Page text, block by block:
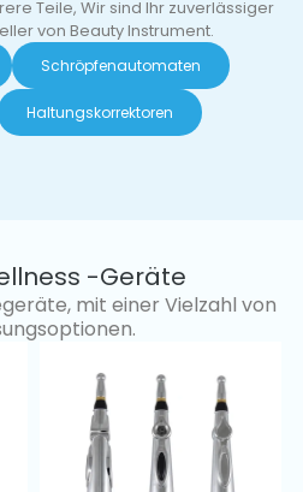
Teile, Wir sind Ihr zuverlässiger
von Beauty Instrument.
Schröpfenautomaten
Haltungskorrektoren
-Geräte
mit einer Vielzahl von